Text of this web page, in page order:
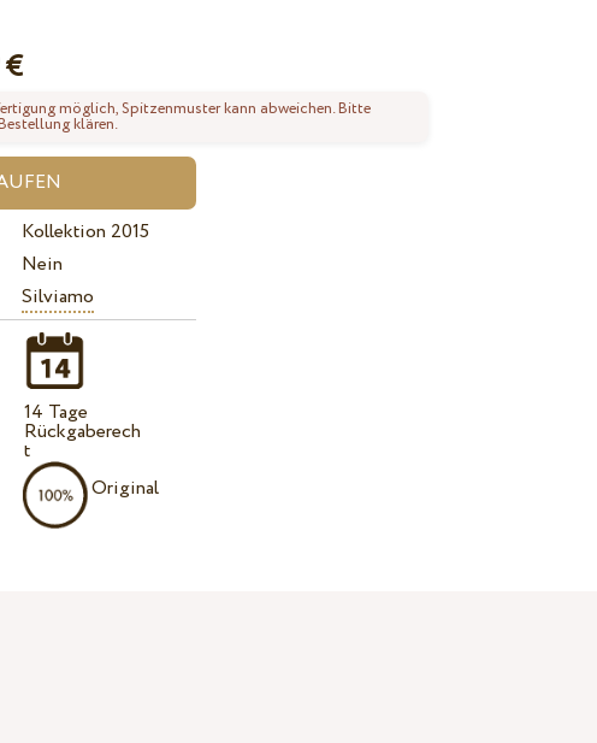
€
möglich, Spitzenmuster kann abweichen. Bitte
klären.
Kollektion 2015
Nein
Silviamo
14 Tage
Rückgaberech
t
Original